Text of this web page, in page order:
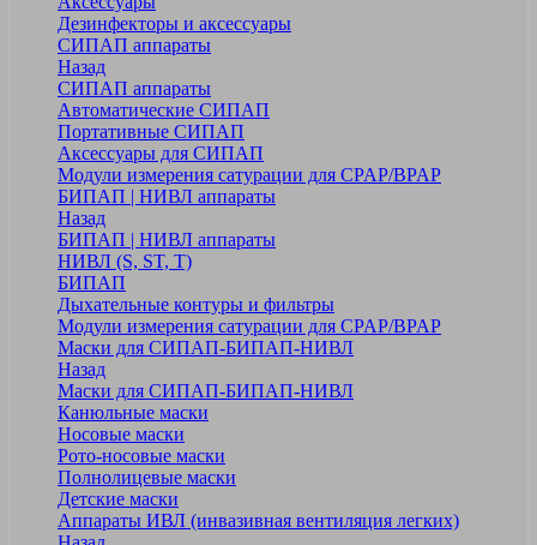
Дезинфекторы и аксессуары
СИПАП аппараты
Назад
СИПАП аппараты
Автоматические СИПАП
Портативные СИПАП
Аксессуары для СИПАП
Модули измерения сатурации для CPAP/BPAP
БИПАП | НИВЛ аппараты
Назад
БИПАП | НИВЛ аппараты
НИВЛ (S, ST, T)
БИПАП
Дыхательные контуры и фильтры
Модули измерения сатурации для CPAP/BPAP
Маски для СИПАП-БИПАП-НИВЛ
Назад
Маски для СИПАП-БИПАП-НИВЛ
Канюльные маски
Носовые маски
Рото-носовые маски
Полнолицевые маски
Детские маски
Аппараты ИВЛ (инвазивная вентиляция легких)